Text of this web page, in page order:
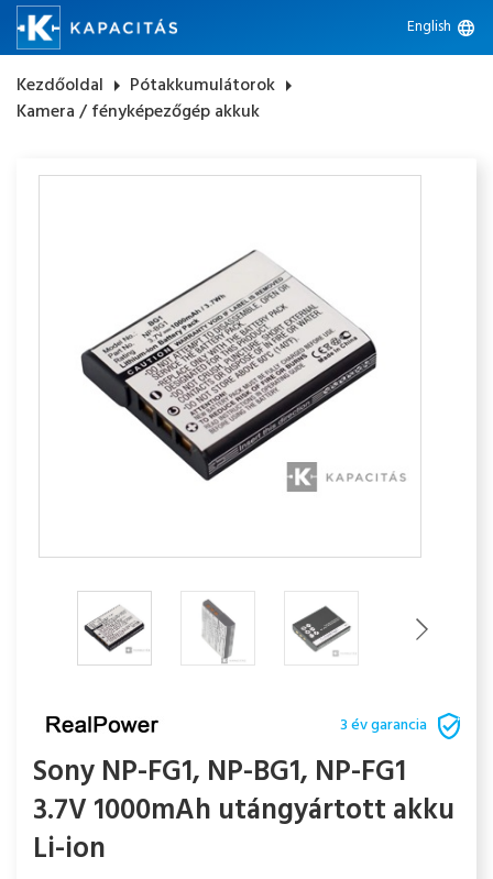
English language
Kezdőoldal arrow_right Pótakkumulátorok arrow_right
Kamera / fényképezőgép akkuk
3 év garancia
Sony NP-FG1, NP-BG1, NP-FG1
3.7V 1000mAh utángyártott akku
Li-ion